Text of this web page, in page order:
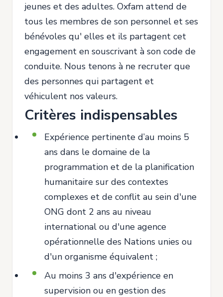
jeunes et des adultes. Oxfam attend de
tous les membres de son personnel et ses
bénévoles qu' elles et ils partagent cet
engagement en souscrivant à son code de
conduite. Nous tenons à ne recruter que
des personnes qui partagent et
véhiculent nos valeurs.
Critères indispensables
Expérience pertinente d’au moins 5
ans dans le domaine de la
programmation et de la planification
humanitaire sur des contextes
complexes et de conflit au sein d'une
ONG dont 2 ans au niveau
international ou d'une agence
opérationnelle des Nations unies ou
d'un organisme équivalent ;
Au moins 3 ans d'expérience en
supervision ou en gestion des